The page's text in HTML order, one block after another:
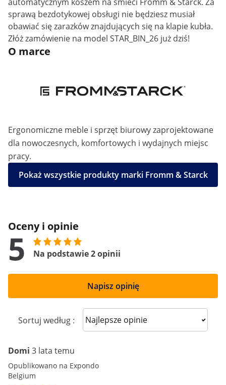
sprawą bezdotykowej obsługi nie będziesz musiał
obawiać się zarazków znajdujących się na klapie kubła.
Złóż zamówienie na model STAR_BIN_26 już dziś!
O marce
Ergonomiczne meble i sprzęt biurowy zaprojektowane
dla nowoczesnych, komfortowych i wydajnych miejsc
pracy.
Pokaż wszystkie produkty marki Fromm & Starck
Oceny i opinie
5 Na podstawie 2 opinii
Napisz opinię
Sortuj według : Sort reviews
Domi 3 lata temu
Opublikowano na Expondo
Belgium